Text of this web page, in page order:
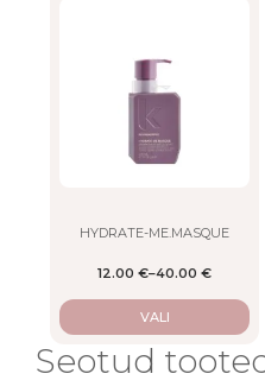
HYDRATE-ME.MASQUE
12.00 €–40.00 €
VALI
product
page
Seotud